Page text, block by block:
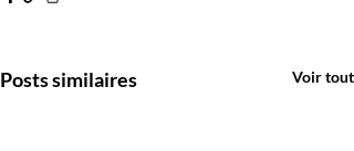
Posts similaires Voir tout